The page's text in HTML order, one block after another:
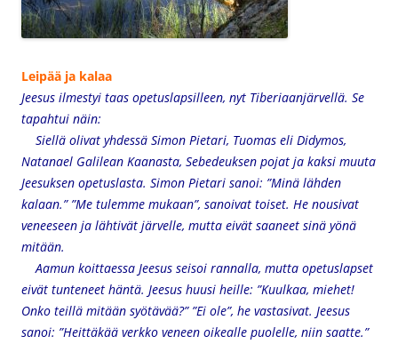
Leipää ja kalaa
Jeesus ilmestyi taas opetuslapsilleen, nyt Tiberiaanjärvellä. Se
tapahtui näin:
Siellä olivat yhdessä Simon Pietari, Tuomas eli Didymos,
Natanael Galilean Kaanasta, Sebedeuksen pojat ja kaksi muuta
Jeesuksen opetuslasta. Simon Pietari sanoi: ”Minä lähden
kalaan.” ”Me tulemme mukaan”, sanoivat toiset. He nousivat
veneeseen ja lähtivät järvelle, mutta eivät saaneet sinä yönä
mitään.
Aamun koittaessa Jeesus seisoi rannalla, mutta opetuslapset
eivät tunteneet häntä. Jeesus huusi heille: ”Kuulkaa, miehet!
Onko teillä mitään syötävää?” ”Ei ole”, he vastasivat. Jeesus
sanoi: ”Heittäkää verkko veneen oikealle puolelle, niin saatte.”